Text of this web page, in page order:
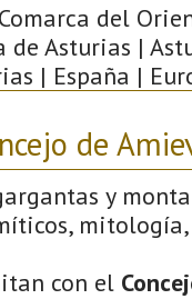
del
de Asturias |
| España |
de
y
con el